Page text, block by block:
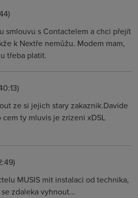
smlouvu s Contactelem a chci přejít
k Nextře nemůžu. Modem mam,
třeba platit.
ze si jejich stary zakaznik.Davide
ty mluvis je zrizeni xDSL
MUSIS mit instalaci od technika,
zdaleka vyhnout...